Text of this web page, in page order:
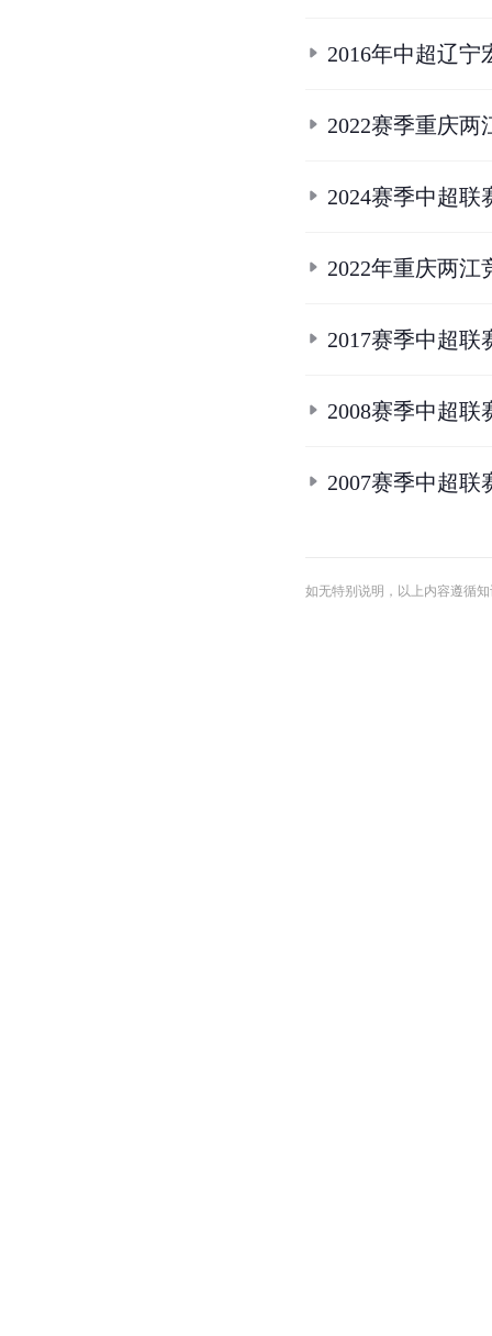
2016年中超辽宁
2022赛季重庆
2024赛季中超
2022年重庆两
2017赛季中超
2008赛季中超
2007赛季中超
如无特别说明，以上内容遵循